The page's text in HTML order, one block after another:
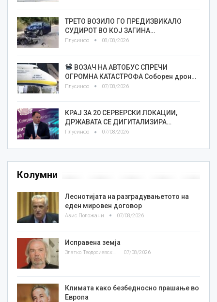
ТРЕТО ВОЗИЛО ГО ПРЕДИЗВИКАЛО
СУДИРОТ ВО КОЈ ЗАГИНА…
Плусинфо 08/08/2026
ВОЗАЧ НА АВТОБУС СПРЕЧИ
ОГРОМНА КАТАСТРОФА Соборен дрон…
Плусинфо 07/08/2026
КРАЈ ЗА 20 СЕРВЕРСКИ ЛОКАЦИИ,
ДРЖАВАТА СЕ ДИГИТАЛИЗИРА…
Плусинфо 07/08/2026
Колумни
Леснотијата на разградувањетото на
еден мировен договор
Азис Положани 07/08/2026
Исправена земја
Златко Теодосиевски 07/08/2026
Климата како безбедносно прашање во
Европа